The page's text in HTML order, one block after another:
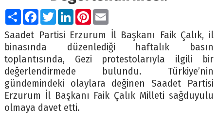
PaylaşFacebook
TwitterLinkedIn
Pinterest
Email
Saadet Partisi Erzurum İl Başkanı Faik Çalık, il
binasında düzenlediği haftalık basın
toplantısında, Gezi protestolarıyla ilgili bir
değerlendirmede bulundu. Türkiye’nin
gündemindeki olaylara değinen Saadet Partisi
Erzurum İl Başkanı Faik Çalık Milleti sağduyulu
olmaya davet etti.